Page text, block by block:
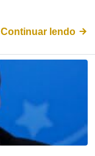
Continuar lendo